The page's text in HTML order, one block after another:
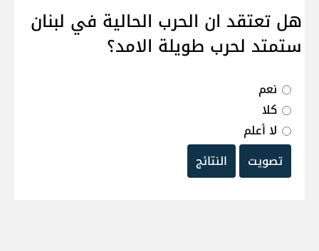
هل تعتقد ان الحرب الحالية في لبنان
ستمتد لحرب طويلة الامد؟
نعم
كلا
لا أعلم
تصويت
النتائج